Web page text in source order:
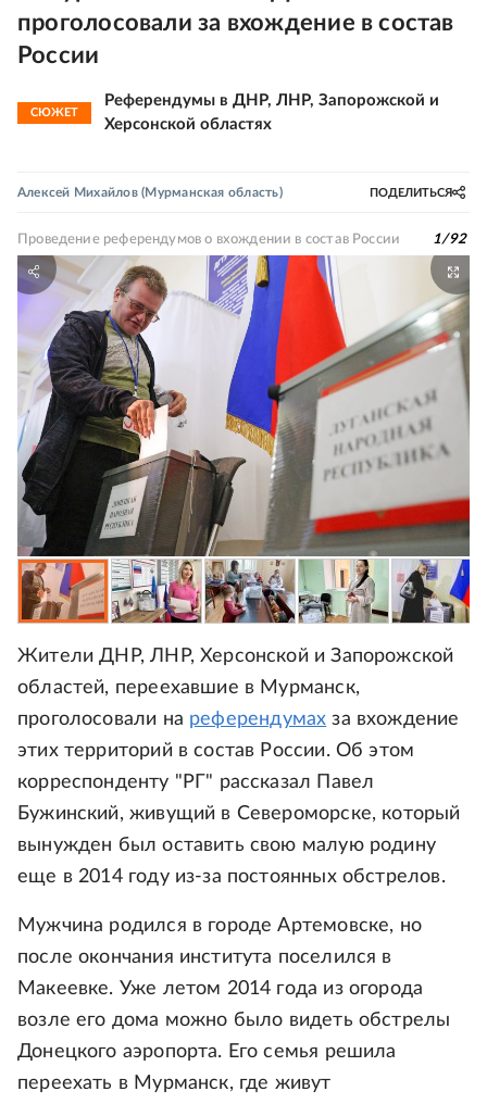
проголосовали за вхождение в состав
России
СЮЖЕТ
Референдумы в ДНР, ЛНР, Запорожской и
Херсонской областях
Алексей Михайлов(Мурманская область) ПОДЕЛИТЬСЯ
Проведение референдумов о вхождении в состав России 1/92
Жители ДНР, ЛНР, Херсонской и Запорожской
областей, переехавшие в Мурманск,
проголосовали на референдумах за вхождение
этих территорий в состав России. Об этом
корреспонденту "РГ" рассказал Павел
Бужинский, живущий в Североморске, который
вынужден был оставить свою малую родину
еще в 2014 году из-за постоянных обстрелов.
Мужчина родился в городе Артемовске, но
после окончания института поселился в
Макеевке. Уже летом 2014 года из огорода
возле его дома можно было видеть обстрелы
Донецкого аэропорта. Его семья решила
переехать в Мурманск, где живут